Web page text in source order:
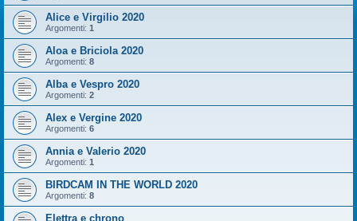
Alice e Virgilio 2020
Argomenti: 1
Aloa e Briciola 2020
Argomenti: 8
Alba e Vespro 2020
Argomenti: 2
Alex e Vergine 2020
Argomenti: 6
Annia e Valerio 2020
Argomenti: 1
BIRDCAM IN THE WORLD 2020
Argomenti: 8
Elettra e chrono